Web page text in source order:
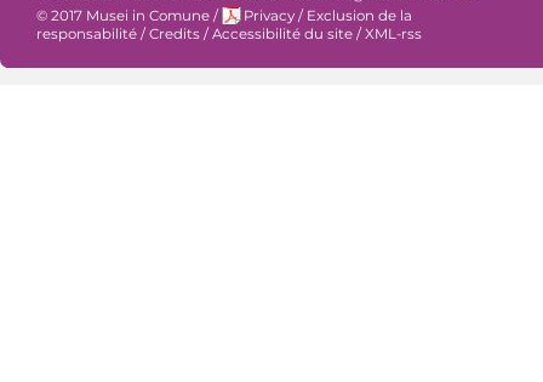
© 2017 Musei in Comune / Privacy / Exclusion de la
responsabilité / Credits / Accessibilité du site / XML-rss